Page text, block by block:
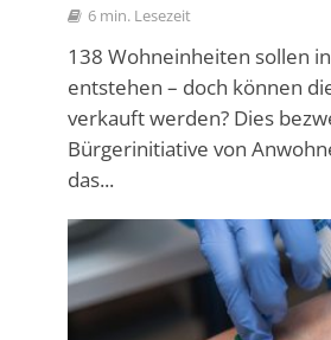
6 min. Lesezeit
138 Wohneinheiten sollen
entstehen – doch können
verkauft werden? Dies
Bürgerinitiative von
das...